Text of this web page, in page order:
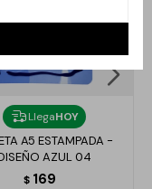
LlegaHOY
A5 ESTAMPADA -
AZUL 04
$ 169